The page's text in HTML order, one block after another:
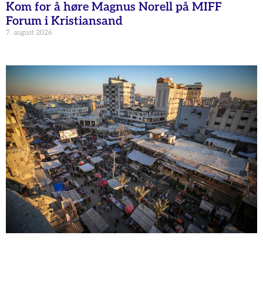
Kom for å høre Magnus Norell på MIFF
Forum i Kristiansand
7. august 2026